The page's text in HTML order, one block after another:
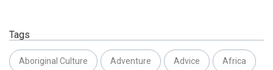
Tags
Aboriginal Culture Adventure Advice Africa